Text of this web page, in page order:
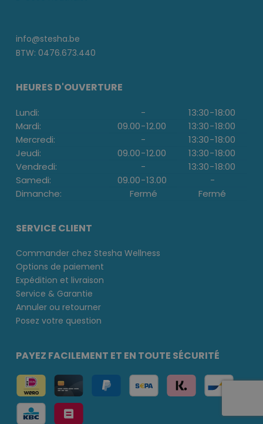
info@stesha.be
BTW: 0476.673.440
HEURES D'OUVERTURE
Lundi: - 13:30-18:00
Mardi:
09.00-12.00 13:30-18:00
Mercredi:
- 13:30-18:00
Jeudi:
09.00-12.00 13:30-18:00
Vendredi:
- 13:30-18:00
Samedi:
09.00-13.00
-
Dimanche:
Fermé Fermé
SERVICE CLIENT
Commander chez Stesha Wellness
Options de paiement
Expédition et livraison
Service & Garantie
Annuler ou retourner
Posez votre question
PAYEZ FACILEMENT ET EN TOUTE SÉCURITÉ